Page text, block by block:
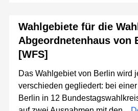
Wahlgebiete für die
Abgeordnetenhaus von
[WFS]
Das Wahlgebiet von Berlin wird
verschieden gegliedert: bei
Berlin in 12